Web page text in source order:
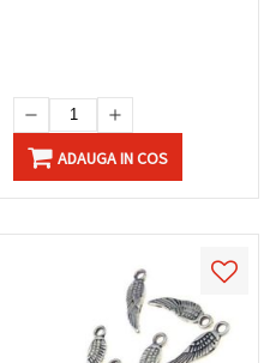
ADAUGA IN COS